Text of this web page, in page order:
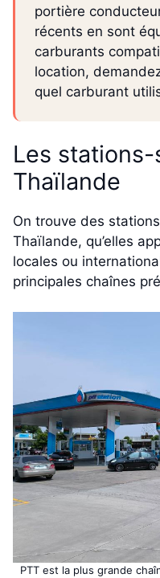
portière
récents en sont
carburants
location,
quel carburant
Les
Thaïlande
On trouve des
Thaïlande, qu’elles
locales ou
principales chaînes
PTT est la plus grande